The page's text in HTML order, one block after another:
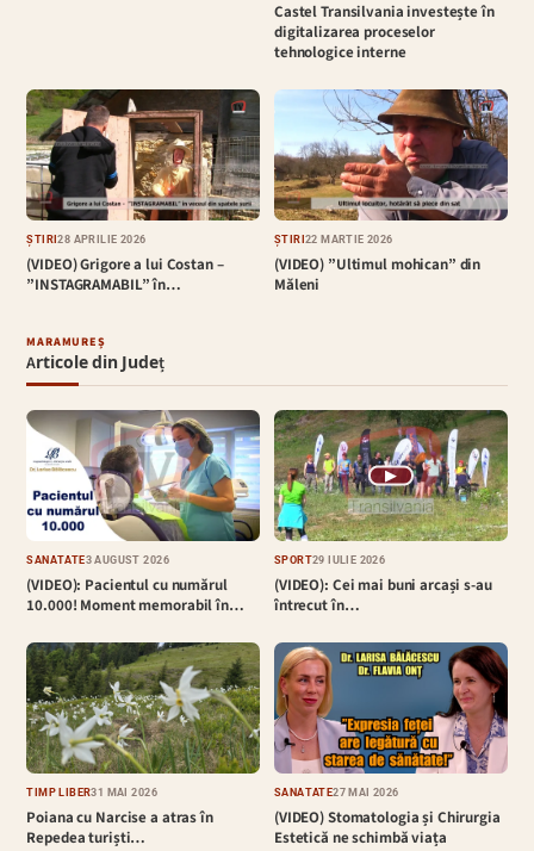
Castel Transilvania investește în
digitalizarea proceselor
tehnologice interne
ȘTIRI28 APRILIE 2026
(VIDEO) Grigore a lui Costan –
”INSTAGRAMABIL” în…
ȘTIRI22 MARTIE 2026
(VIDEO) ”Ultimul mohican” din
Măleni
MARAMUREȘ
Articole din Județ
SĂNĂTATE3 AUGUST 2026
(VIDEO): Pacientul cu numărul
10.000! Moment memorabil în…
▶
SPORT29 IULIE 2026
(VIDEO): Cei mai buni arcași s-au
întrecut în…
TIMP LIBER31 MAI 2026
Poiana cu Narcise a atras în
Repedea turiști…
SĂNĂTATE27 MAI 2026
(VIDEO) Stomatologia și Chirurgia
Estetică ne schimbă viața